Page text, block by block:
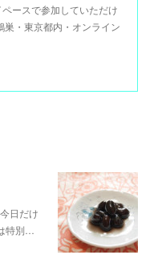
ースで参加していただけ
巣・東京都内・オンライン
日だけ
特別…